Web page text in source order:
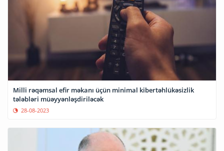
Milli rəqəmsal efir məkanı üçün minimal kibertəhlükəsizlik
tələbləri müəyyənləşdiriləcək
28-08-2023